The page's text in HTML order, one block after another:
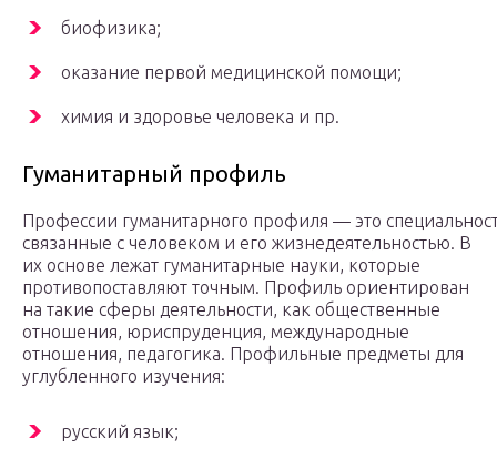
биофизика;
оказание первой медицинской помощи;
химия и здоровье человека и пр.
Гуманитарный профиль
Профессии гуманитарного профиля — это
связанные с человеком и его жизнедеятельностью. В
их основе лежат гуманитарные науки, которые
противопоставляют точным. Профиль ориентирован
на такие сферы деятельности, как общественные
отношения, юриспруденция, международные
отношения, педагогика. Профильные предметы для
углубленного изучения:
русский язык;